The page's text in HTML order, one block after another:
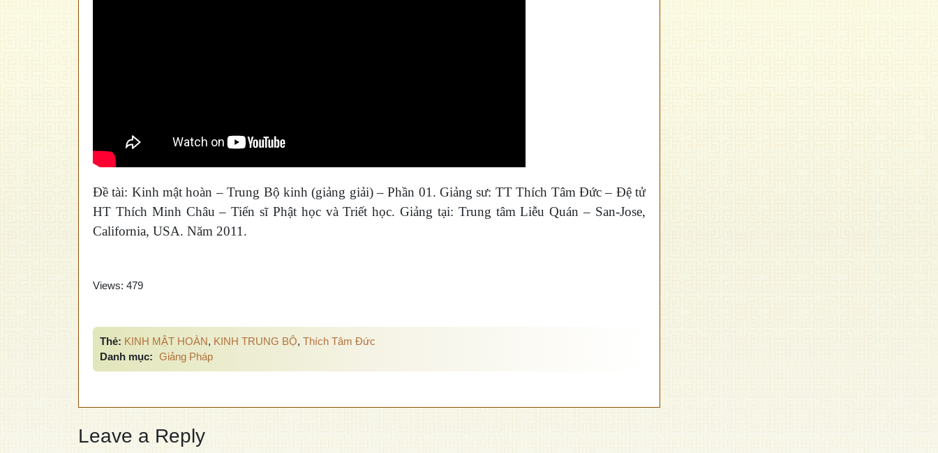
Đề tài: Kinh mật hoàn – Trung Bộ kinh (giảng giải) – Phần 01. Giảng sư: TT Thích Tâm Đức – Đệ tử
HT Thích Minh Châu – Tiến sĩ Phật học và Triết học. Giảng tại: Trung tâm Liễu Quán – San-Jose,
California, USA. Năm 2011.
Views: 479
Thẻ: KINH MẬT HOÀN, KINH TRUNG BỘ, Thích Tâm Đức
Danh mục: Giảng Pháp
Leave a Reply